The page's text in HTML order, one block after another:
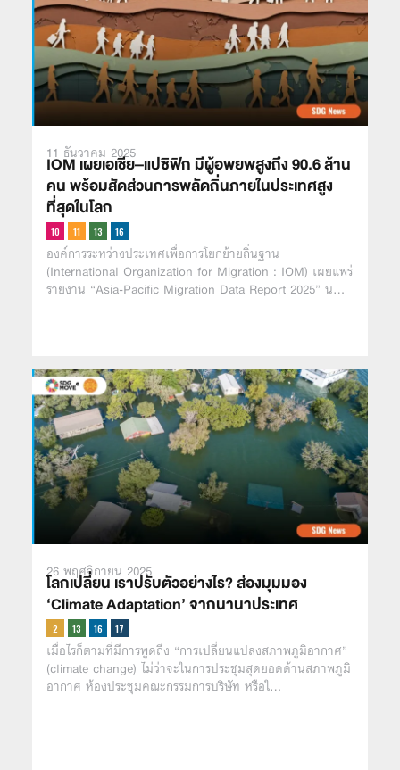
11 ธันวาคม 2025
IOM เผยเอเชีย–แปซิฟิก มีผู้อพยพสูงถึง 90.6 ล้าน
คน พร้อมสัดส่วนการพลัดถิ่นภายในประเทศสูง
ที่สุดในโลก
องค์การระหว่างประเทศเพื่อการโยกย้ายถิ่นฐาน
(International Organization for Migration : IOM) เผยแพร่
รายงาน “Asia-Pacific Migration Data Report 2025” น…
26 พฤศจิกายน 2025
โลกเปลี่ยน เราปรับตัวอย่างไร? ส่องมุมมอง
‘Climate Adaptation’ จากนานาประเทศ
เมื่อไรก็ตามที่มีการพูดถึง “การเปลี่ยนแปลงสภาพภูมิอากาศ”
(climate change) ไม่ว่าจะในการประชุมสุดยอดด้านสภาพภูมิ
อากาศ ห้องประชุมคณะกรรมการบริษัท หรือใ…